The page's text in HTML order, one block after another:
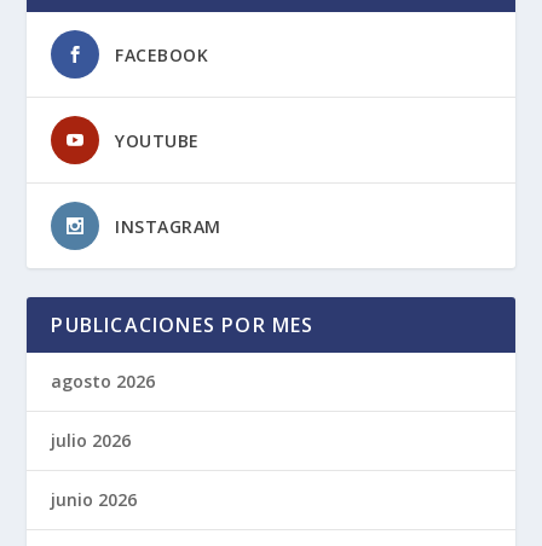
FACEBOOK
YOUTUBE
INSTAGRAM
PUBLICACIONES POR MES
agosto 2026
julio 2026
junio 2026